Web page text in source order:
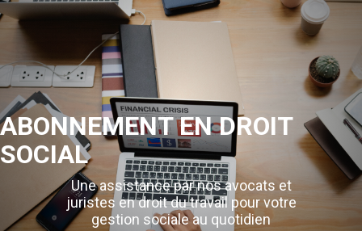
ABONNEMENT EN DROIT
SOCIAL
Une assistance par nos avocats et
juristes en droit du travail pour votre
gestion sociale au quotidien